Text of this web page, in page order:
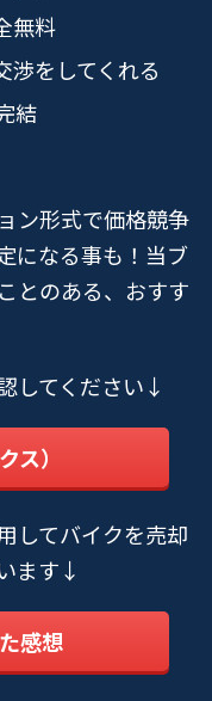
無料
渉をしてくれる
結
ン形式で価格競争
になる事も！当ブ
とのある、おすす
してください↓
ス）
してバイクを売却
ます↓
感想